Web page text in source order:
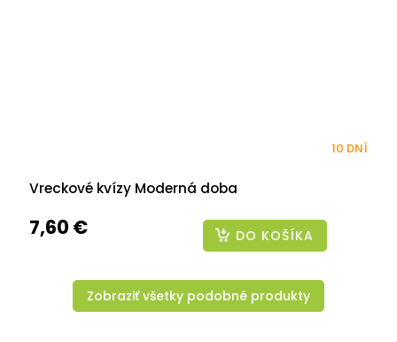
Vreckové kvízy Moderná doba
10 DNÍ
7,60 € DO KOŠÍKA
Zobraziť všetky podobné produkty